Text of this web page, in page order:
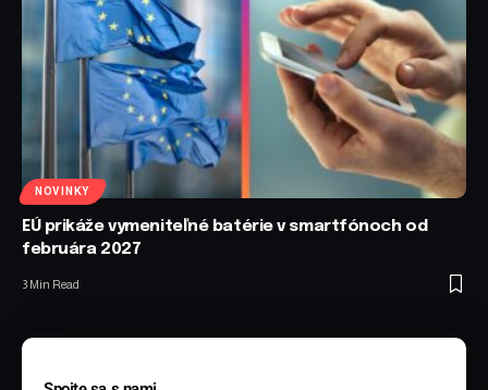
NOVINKY
EÚ prikáže vymeniteľné batérie v smartfónoch od
februára 2027
3 Min Read